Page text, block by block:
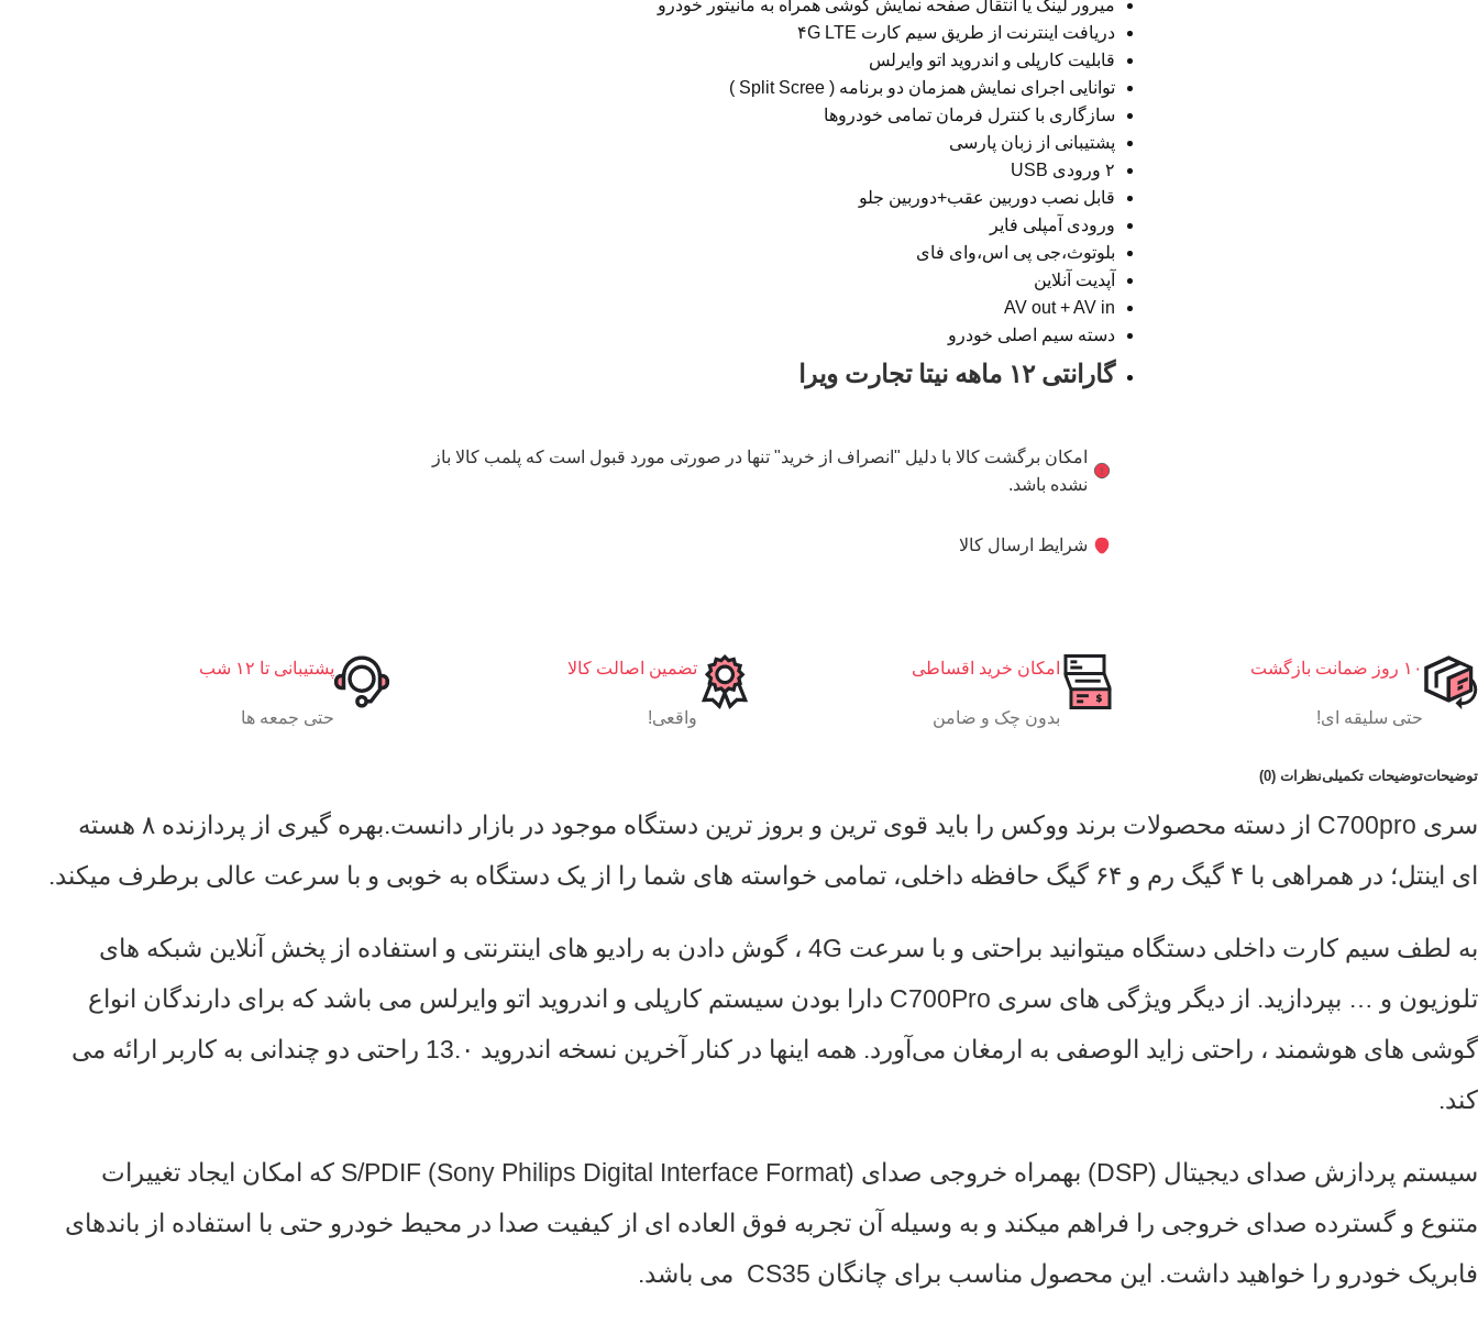
میرور لینک یا انتقال صفحه نمایش گوشی همراه به مانیتور خودرو
دریافت اینترنت از طریق سیم کارت ۴G LTE
قابلیت کارپلی و اندروید اتو وایرلس
توانایی اجرای نمایش همزمان دو برنامه ( Split Scree )
سازگاری با کنترل فرمان تمامی خودروها
پشتیبانی از زبان پارسی
۲ ورودی USB
قابل نصب دوربین عقب+دوربین جلو
ورودی آمپلی فایر
بلوتوث،جی پی اس،وای فای
آپدیت آنلاین
AV out + AV in
دسته سیم اصلی خودرو
گارانتی ۱۲ ماهه نیتا تجارت ویرا
امکان برگشت کالا با دلیل "انصراف از خرید" تنها در صورتی مورد قبول است که پلمب کالا باز
نشده باشد.
شرایط ارسال کالا
۱۰ روز ضمانت بازگشت
حتی سلیقه ای!
امکان خرید اقساطی
بدون چک و ضامن
تضمین اصالت کالا
واقعی!
پشتیبانی تا ۱۲ شب
حتی جمعه ها
توضیحاتتوضیحات تکمیلینظرات (0)
سری C700pro از دسته محصولات برند ووکس‌ را باید قوی ترین و بروز ترین دستگاه موجود در بازار دانست.بهره گیری از پردازنده ۸ هسته
ای اینتل؛ در همراهی با ۴ گیگ رم و ۶۴ گیگ حافظه داخلی، تمامی خواسته های شما را از یک دستگاه به خوبی و با سرعت عالی برطرف میکند.
به لطف سیم کارت داخلی دستگاه میتوانید براحتی و با سرعت 4G ، گوش دادن به رادیو های اینترنتی و استفاده از پخش آنلاین شبکه های
تلوزیون و … بپردازید. از دیگر ویژگی های سری C700Pro دارا بودن سیستم کارپلی و اندروید اتو وایرلس می باشد که برای دارندگان انواع
گوشی های هوشمند ، راحتی زاید الوصفی به ارمغان می‌آورد. همه اینها در کنار آخرین نسخه اندروید 13.۰ راحتی دو چندانی به کاربر ارائه می
کند.
سیستم پردازش صدای دیجیتال (DSP) بهمراه خروجی صدای (S/PDIF (Sony Philips Digital Interface Format که امکان ایجاد تغییرات
متنوع و گسترده صدای خروجی را فراهم میکند و به وسیله آن تجربه فوق العاده ای از کیفیت صدا در محیط خودرو حتی با استفاده از باندهای
فابریک خودرو را خواهید داشت. این محصول مناسب برای چانگان CS35 می باشد.